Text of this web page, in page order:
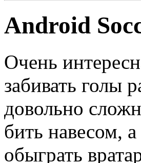
Android
Очень
забивать голы
довольно
бить навесом,
обыграть